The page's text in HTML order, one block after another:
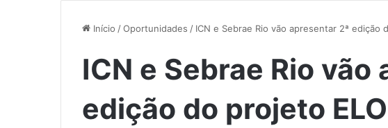
Início /Oportunidades / ICN e Sebrae Rio vão apresentar 2ª edição
ICN e Sebrae Rio vão
edição do projeto ELO